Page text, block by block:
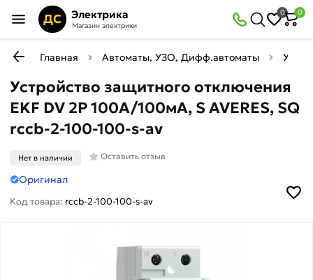
ДС Электрика
Магазин электрики
0 0
Главная Автоматы, УЗО, Дифф.автоматы УЗО
Устройство защитного отключения
EKF DV 2P 100А/100мА, S AVERES, SQ
rccb-2-100-100-s-av
Нет в наличии Оставить отзыв
Оригинал
Код товара: rccb-2-100-100-s-av